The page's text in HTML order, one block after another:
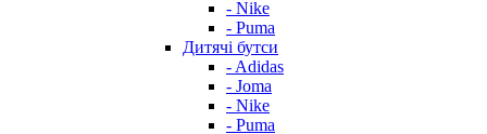
- Nike
- Puma
Дитячі бутси
- Adidas
- Joma
- Nike
- Puma